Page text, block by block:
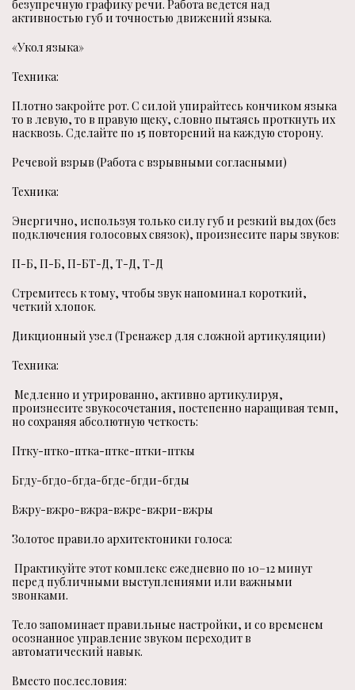
безупречную графику речи. Работа ведется над
активностью губ и точностью движений языка.
«Укол языка»
Техника:
Плотно закройте рот. С силой упирайтесь кончиком языка
то в левую, то в правую щеку, словно пытаясь проткнуть их
насквозь. Сделайте по 15 повторений на каждую сторону.
Речевой взрыв (Работа с взрывными согласными)
Техника:
Энергично, используя только силу губ и резкий выдох (без
подключения голосовых связок), произнесите пары звуков:
П-Б, П-Б, П-БТ-Д, Т-Д, Т-Д
Стремитесь к тому, чтобы звук напоминал короткий,
четкий хлопок.
Дикционный узел (Тренажер для сложной артикуляции)
Техника:
Медленно и утрированно, активно артикулируя,
произнесите звукосочетания, постепенно наращивая темп,
но сохраняя абсолютную четкость:
Птку-птко-птка-птке-птки-пткы
Бгду-бгдо-бгда-бгде-бгди-бгды
Вжру-вжро-вжра-вжре-вжри-вжры
Золотое правило архитектоники голоса:
Практикуйте этот комплекс ежедневно по 10–12 минут
перед публичными выступлениями или важными
звонками.
Тело запоминает правильные настройки, и со временем
осознанное управление звуком переходит в
автоматический навык.
Вместо послесловия: